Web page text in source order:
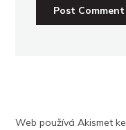
Web používá Akismet